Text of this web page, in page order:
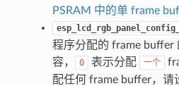
PSRAM 中的单 frame
程序分配的 frame buffer
容，
0 表示分配 一个
配任何 frame buffer，请